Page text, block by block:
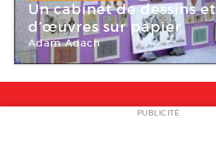
Un cabinet de dessins et
d’œuvres sur papier
Adam Adach
Galerie Jean Brolly
NEWSLETTER
PUBLICITÉ